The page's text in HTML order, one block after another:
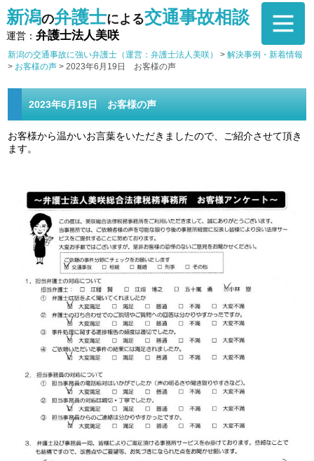
新潟の弁護士による交通事故相談
運営： 弁護士法人美咲
新潟の交通事故に強い弁護士（運営：弁護士法人美咲） >解決事例・新着情報
> お客様の声 >2023年6月19日 お客様の声
2023年6月19日 お客様の声
お客様から温かいお言葉をいただきましたので、ご紹介させて頂き
ます。